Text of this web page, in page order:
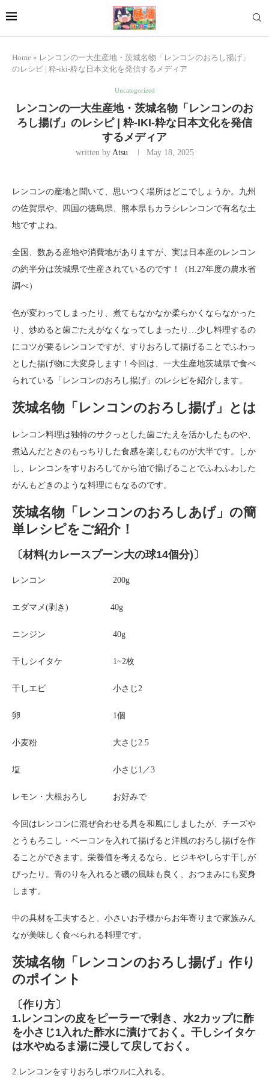
Home » レンコンの一大生産地・茨城名物「レンコンのおろし揚げ」
のレシピ | 粋-iki-粋な日本文化を発信するメディア
Uncategorized
レンコンの一大生産地・茨城名物「レンコンのお
ろし揚げ」のレシピ | 粋-IKI-粋な日本文化を発信
するメディア
written by Atsu May 18, 2025
レンコンの産地と聞いて、思いつく場所はどこでしょうか。九州
の佐賀県や、四国の徳島県、熊本県もカラシレンコンで有名な土
地ですよね。
全国、数ある産地や消費地がありますが、実は日本産のレンコン
の約半分は茨城県で生産されているのです！（H.27年度の農水省
調べ）
色が変わってしまったり、煮てもなかなか柔らかくならなかった
り、炒めると歯ごたえがなくなってしまったり…少し料理するの
にコツが要るレンコンですが、すりおろして揚げることでふわっ
とした揚げ物に大変身します！今回は、一大生産地茨城県で食べ
られている「レンコンのおろし揚げ」のレシピを紹介します。
茨城名物「レンコンのおろし揚げ」とは
レンコン料理は独特のサクっとした歯ごたえを活かしたものや、
煮込んだときのもっちりした食感を楽しむものが大半です。しか
し、レンコンをすりおろしてから油で揚げることでふわふわした
がんもどきのような料理にもなるのです。
茨城名物「レンコンのおろしあげ」の簡
単レシピをご紹介！
〔材料(カレースプーン大の球14個分)〕
レンコン 200g
エダマメ(剥き) 40g
ニンジン 40g
干しシイタケ 1~2枚
干しエビ 小さじ2
卵 1個
小麦粉 大さじ2.5
塩 小さじ1／3
レモン・大根おろし お好みで
今回はレンコンに混ぜ合わせる具を和風にしましたが、チーズや
とうもろこし・ベーコンを入れて揚げると洋風のおろし揚げを作
ることができます。栄養価を考えるなら、ヒジキやしらす干しが
ぴったり。青のりを入れると磯の風味も良く、おつまみにも変身
します。
中の具材を工夫すると、小さいお子様からお年寄りまで家族みん
なが美味しく食べられる料理です。
茨城名物「レンコンのおろし揚げ」作り
のポイント
〔作り方〕
1.レンコンの皮をピーラーで剥き、水2カップに酢
を小さじ1入れた酢水に漬けておく。干しシイタケ
は水やぬるま湯に浸して戻しておく。
2.レンコンをすりおろしボウルに入れる。